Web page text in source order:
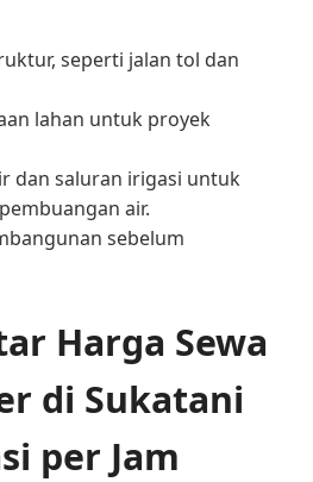
seperti jalan tol dan
lahan untuk proyek
dan saluran irigasi untuk
air.
sebelum
Harga Sewa
di Sukatani
per Jam